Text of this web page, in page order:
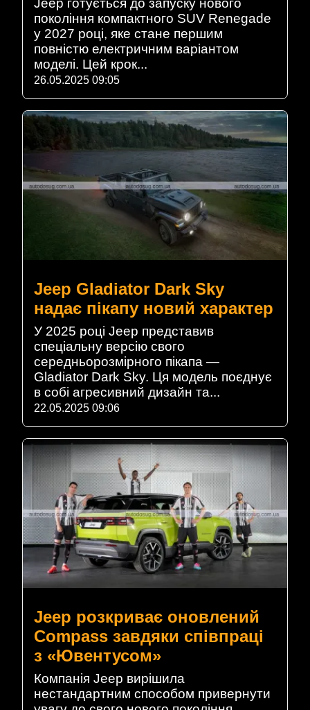
Jeep готується до запуску нового
покоління компактного SUV Renegade
у 2027 році, яке стане першим
повністю електричним варіантом
моделі. Цей крок...
26.05.2025 09:05
Jeep Gladiator Dark Sky
надає пікапу новий характер
У 2025 році Jeep представив
спеціальну версію свого
середньорозмірного пікапа —
Gladiator Dark Sky. Ця модель поєднує
в собі агресивний дизайн та...
22.05.2025 09:06
Jeep розкриває оновлений
Compass завдяки співпраці
з «Ювентусом»
Компанія Jeep вирішила
нестандартним способом привернути